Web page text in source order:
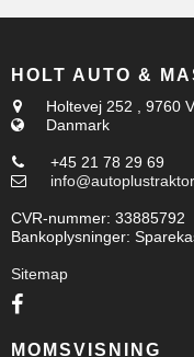
HOLT AUTO &
Holtevej 252 , 9760
Danmark
+45 21 78 29 69
CVR-nummer: 33885792
Bankoplysninger:
Sitemap
MOMSVISNING